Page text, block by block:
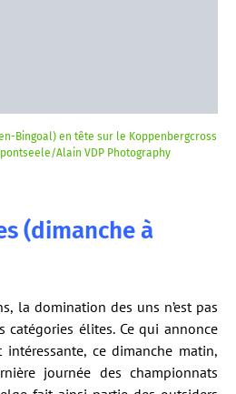
Bingoal) en tête sur le Koppenbergcross
Alain VDP Photography
(dimanche à
la domination des uns n’est pas
catégories élites. Ce qui annonce
ce dimanche matin,
journée des championnats